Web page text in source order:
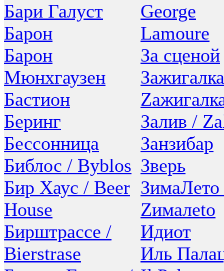
Бари Галуст
Барон
Барон
Мюнхгаузен
Бастион
Беринг
Бессонница
Библос / Byblos
Бир Хаус / Beer
House
Бирштрассе /
Bierstrase
George
Lamoure
За сценой
Залив /
Занзибар
Зверь
Zималеtо
Идиот
Иль